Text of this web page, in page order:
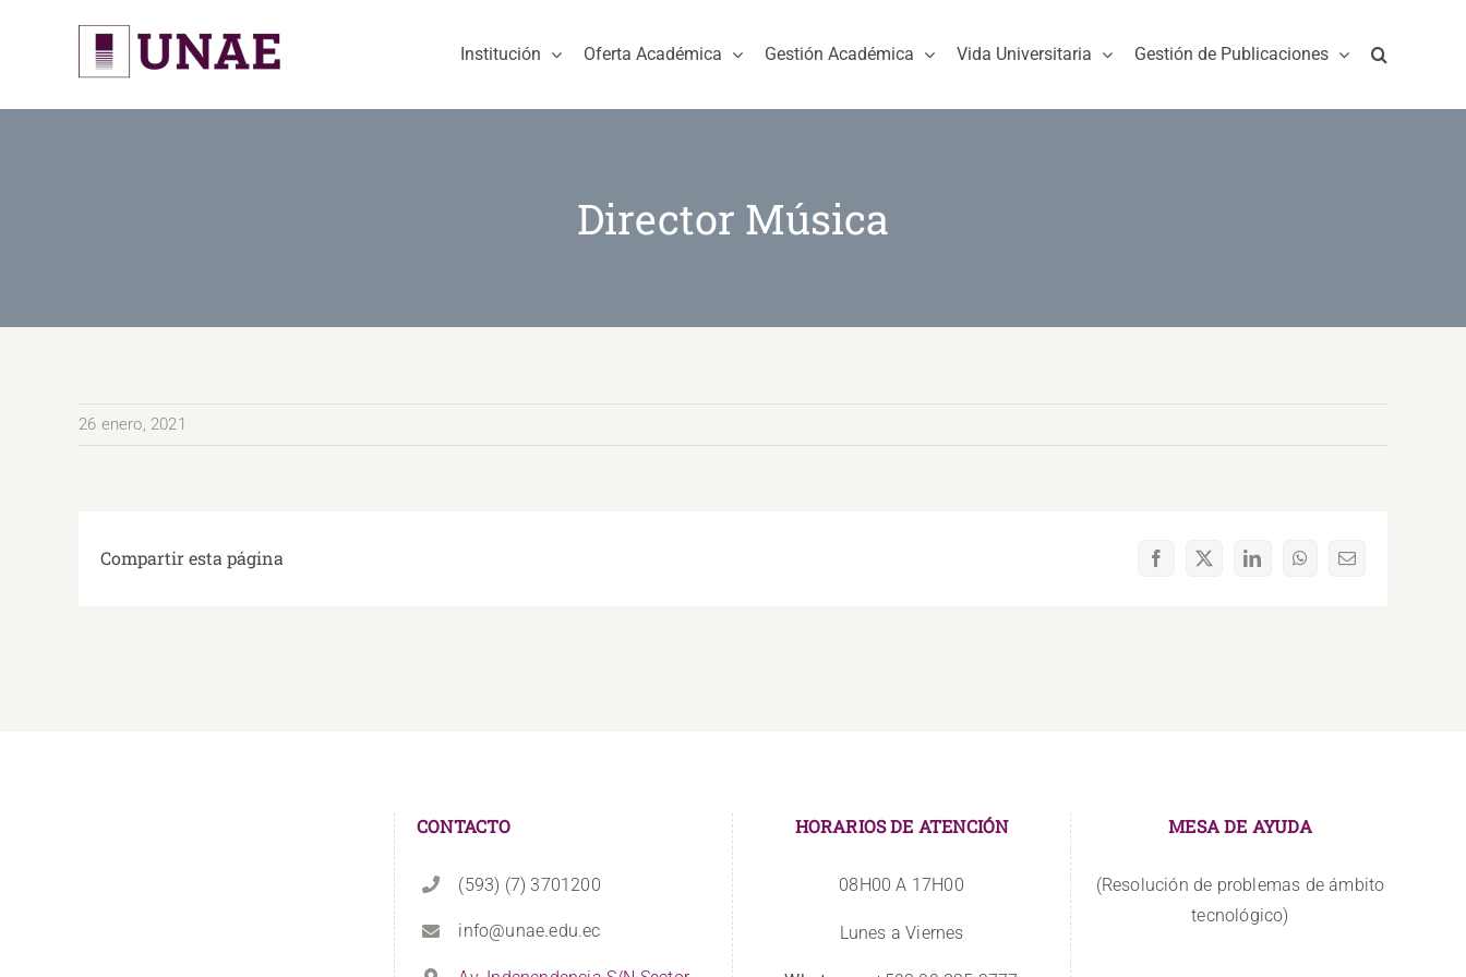
Institución Oferta Académica Gestión Académica Vida Universitaria Gestión de Publicaciones
Director Música
26 enero, 2021
Compartir esta página Facebook
X LinkedInWhatsAppCorreo
CONTACTO
(593) (7) 3701200
info@unae.edu.ec
HORARIOS DE ATENCIÓN
08H00 A 17H00
Lunes a Viernes
MESA DE AYUDA
(Resolución de problemas de ámbito
tecnológico)